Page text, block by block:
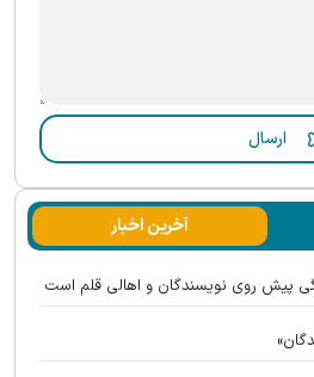
آخرین اخبار
پیش روی نویسندگان و اهالی قلم است